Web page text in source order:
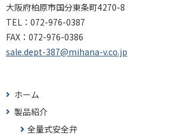
大阪府柏原市国分東条町4270-8
TEL： 072-976-0387
FAX： 072-976-0386
sale.dept-387@mihana-v.co.jp
ホーム
製品紹介
全量式安全弁